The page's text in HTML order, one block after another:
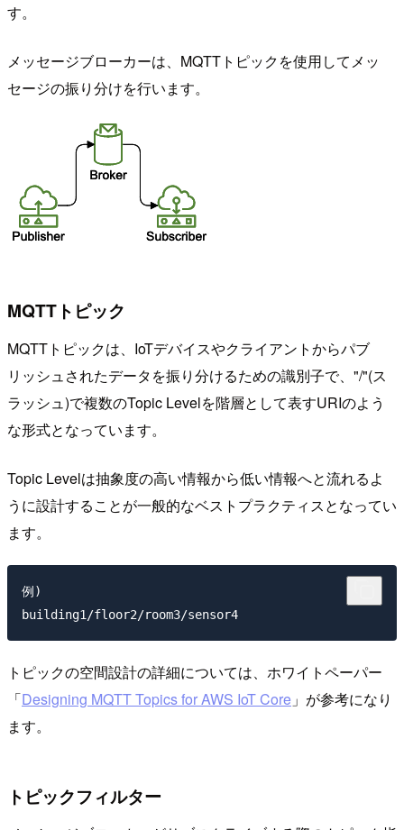
す。
メッセージブローカーは、MQTTトピックを使用してメッ
セージの振り分けを行います。
MQTTトピック
MQTTトピックは、IoTデバイスやクライアントからパブ
リッシュされたデータを振り分けるための識別子で、"/"(ス
ラッシュ)で複数のTopic Levelを階層として表すURIのよう
な形式となっています。
Topic Levelは抽象度の高い情報から低い情報へと流れるよ
うに設計することが一般的なベストプラクティスとなってい
ます。
例)
トピックの空間設計の詳細については、ホワイトペーパー
「Designing MQTT Topics for AWS IoT Core 」が参考になり
ます。
トピックフィルター